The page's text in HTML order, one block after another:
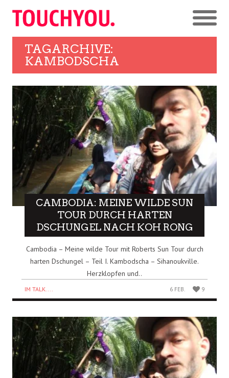
TAGARCHIVE:
KAMBODSCHA
CAMBODIA: MEINE WILDE SUN
TOUR DURCH HARTEN
DSCHUNGEL NACH KOH RONG
Cambodia – Meine wilde Tour mit Roberts Sun Tour durch
harten Dschungel – Teil I. Kambodscha – Sihanoukville.
Herzklopfen und..
IM TALK.... 6 FEB. 9